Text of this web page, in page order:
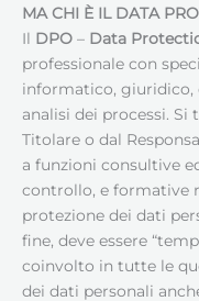
MA CHI È IL DATA
Il DPO – Data
professionale con
informatico, giuridico,
analisi dei processi.
Titolare o dal
a funzioni consultive
controllo, e formative
protezione dei dati
fine, deve essere
coinvolto in tutte le
dei dati personali